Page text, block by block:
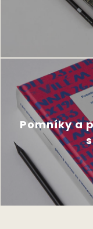
Pomníky a